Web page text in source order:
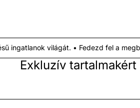
világát. • Fedezd fel a
Exkluzív tartalmakért